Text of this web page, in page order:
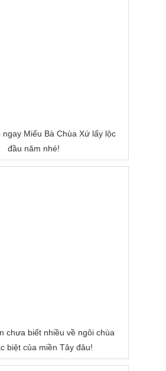
ngay Miếu Bà Chùa Xứ lấy lộc
đầu năm nhé!
chưa biết nhiều về ngôi chùa
biệt của miền Tây đâu!